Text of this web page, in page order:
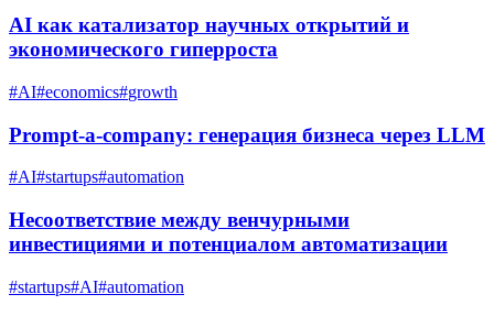
AI как катализатор научных открытий и
экономического гиперроста
#AI#economics#growth
Prompt-a-company: генерация бизнеса через LLM
#AI#startups#automation
Несоответствие между венчурными
инвестициями и потенциалом автоматизации
#startups#AI#automation